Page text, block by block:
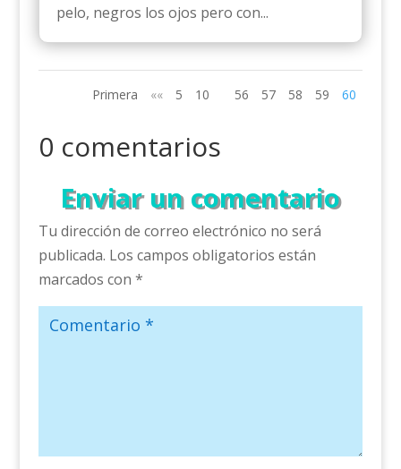
pelo, negros los ojos pero con...
Primera «« 5 10 56 57 58 59 60
0 comentarios
Enviar un comentario
Tu dirección de correo electrónico no será
publicada. Los campos obligatorios están
marcados con *